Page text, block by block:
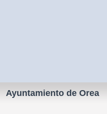
Ayuntamiento de Orea